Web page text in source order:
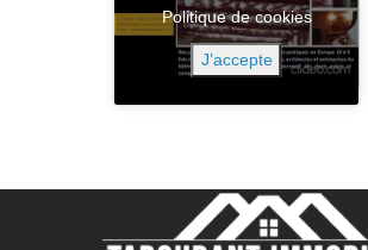
Politique de cookies
J’accepte